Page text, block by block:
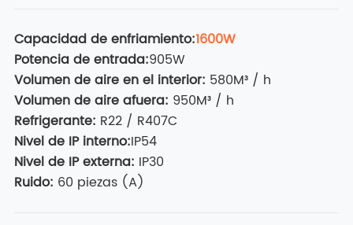
Capacidad de enfriamiento:1600W
Potencia de entrada:905W
Volumen de aire en el interior: 580M³ / h
Volumen de aire afuera: 950M³ / h
Refrigerante: R22 / R407C
Nivel de IP interno:IP54
Nivel de IP externa: IP30
Ruido: 60 piezas (A)